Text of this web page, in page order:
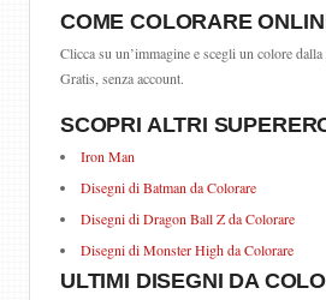
COME COLORARE
Clicca su un’immagine e scegli un colore
Gratis, senza account.
SCOPRI ALTRI
Iron Man
Disegni di Batman da Colorare
Disegni di Dragon Ball Z da Colorare
Disegni di Monster High da Colorare
ULTIMI DISEGNI DA